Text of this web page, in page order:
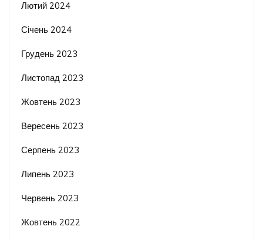
Лютий 2024
Січень 2024
Грудень 2023
Листопад 2023
Жовтень 2023
Вересень 2023
Серпень 2023
Липень 2023
Червень 2023
Жовтень 2022